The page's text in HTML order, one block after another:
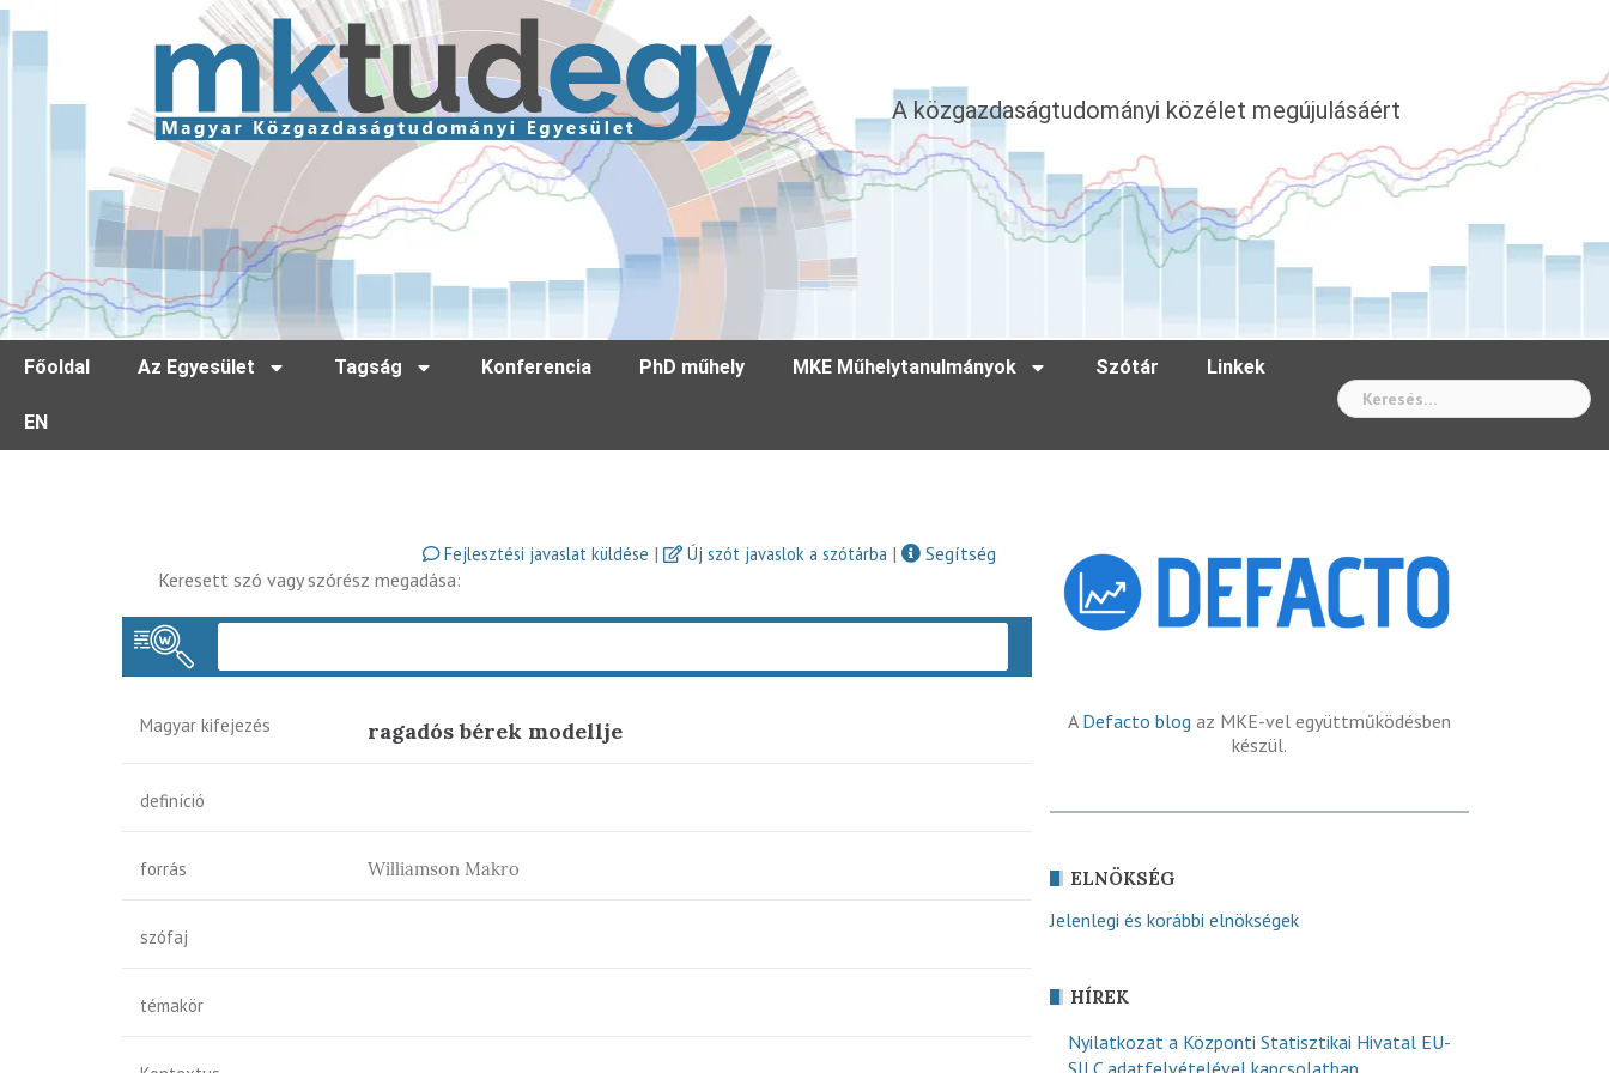
A közgazdaságtudományi közélet megújulásáért
Főoldal Az Egyesület Tagság Konferencia PhD műhely MKE Műhelytanulmányok Szótár Linkek
EN
Fejlesztési javaslat küldése | Új szót javaslok a szótárba |
Segítség
Keresett szó vagy szórész megadása:
Magyar kifejezés ragadós bérek modellje
definíció
forrás Williamson Makro
szófaj
témakör
A Defacto blog az MKE-vel együttműködésben
készül.
ELNÖKSÉG
Jelenlegi és korábbi elnökségek
HÍREK
Nyilatkozat a Központi Statisztikai Hivatal EU-
SILC adatfelvételével kapcsolatban